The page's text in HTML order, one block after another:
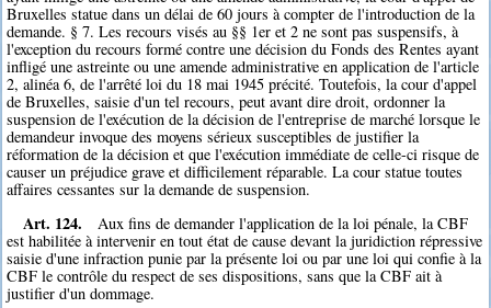
Bruxelles statue dans un délai de 60 jours à compter de l'introduction de la
demande. § 7. Les recours visés au §§ 1er et 2 ne sont pas suspensifs, à
l'exception du recours formé contre une décision du Fonds des Rentes ayant
infligé une astreinte ou une amende administrative en application de l'article
2, alinéa 6, de l'arrêté loi du 18 mai 1945 précité. Toutefois, la cour d'appel
de Bruxelles, saisie d'un tel recours, peut avant dire droit, ordonner la
suspension de l'exécution de la décision de l'entreprise de marché lorsque le
demandeur invoque des moyens sérieux susceptibles de justifier la
réformation de la décision et que l'exécution immédiate de celle-ci risque de
causer un préjudice grave et difficilement réparable. La cour statue toutes
affaires cessantes sur la demande de suspension.
Art. 124.
Aux fins de demander l'application de la loi pénale, la CBF
est habilitée à intervenir en tout état de cause devant la juridiction répressive
saisie d'une infraction punie par la présente loi ou par une loi qui confie à la
CBF le contrôle du respect de ses dispositions, sans que la CBF ait à
justifier d'un dommage.